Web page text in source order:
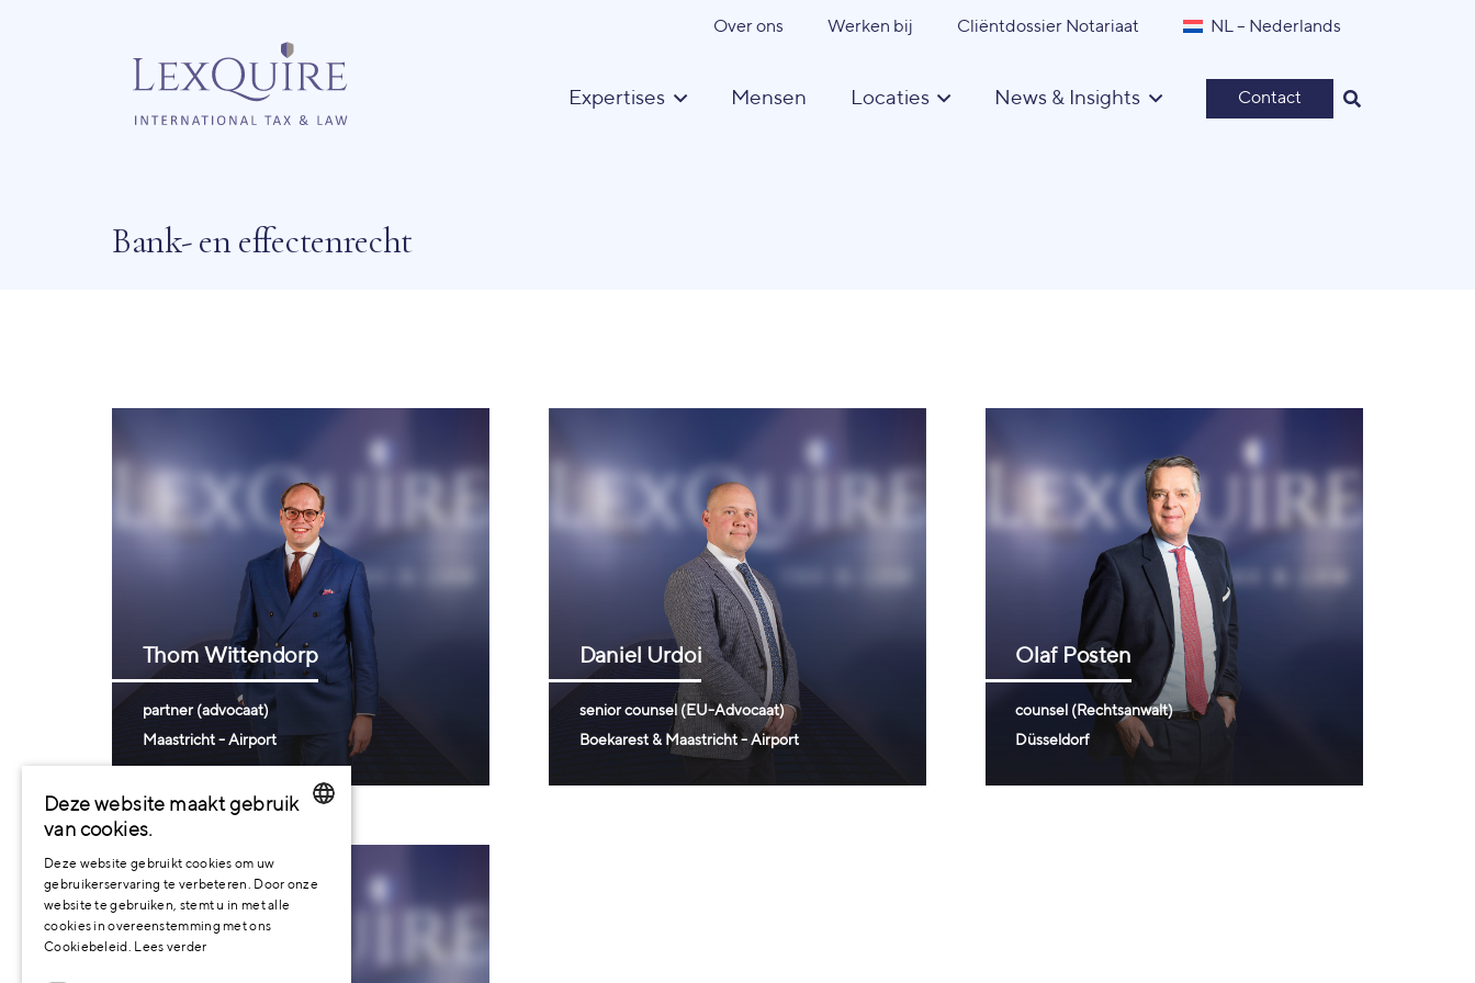
Over ons Werken bij Cliëntdossier Notariaat NL – Nederlands
Expertises Mensen Locaties News & Insights Contact
Bank- en effectenrecht
Thom Wittendorp
partner (advocaat)
Maastricht - Airport
Daniel Urdoi
senior counsel (EU-Advocaat)
Boekarest & Maastricht - Airport
Olaf Posten
counsel (Rechtsanwalt)
Düsseldorf
ENGLISH
Deze website maakt gebruik
van cookies.
Deze website gebruikt cookies om uw
gebruikerservaring te verbeteren. Door onze
website te gebruiken, stemt u in met alle
cookies in overeenstemming met ons
Cookiebeleid. Lees verder